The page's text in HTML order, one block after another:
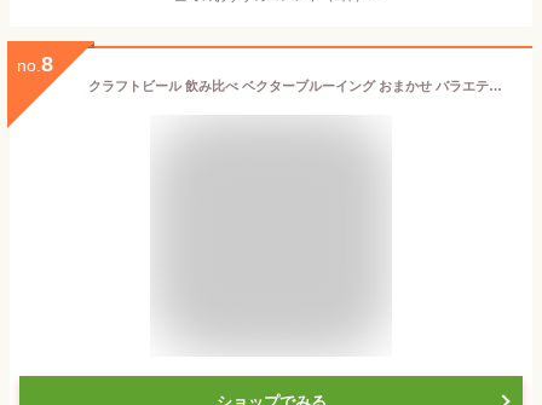
no. 8
クラフトビール 飲み比べ ベクターブルーイング おまかせ バラエティセット 330ml ビール 6種 6本 ギフト 東京 おしゃれ ご当地ビール 地ビール 詰め合わせ かわいい ねこ デザイン 猫好き プレゼント おすすめ オシャレ 贈り物 敬老の日 ビールギフト包装 あす楽 送料無料